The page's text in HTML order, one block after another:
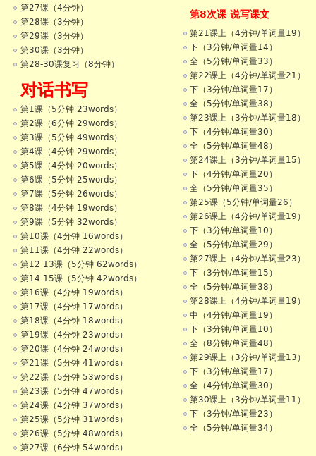
第27课（4分钟）
第28课（3分钟）
第29课（3分钟）
第30课（3分钟）
第28-30课复习（8分钟）
对话书写
第1课（5分钟 23words）
第2课（6分钟 29words）
第3课（5分钟 49words）
第4课（4分钟 29words）
第5课（4分钟 20words）
第6课（5分钟 25words）
第7课（5分钟 26words）
第8课（4分钟 19words）
第9课（5分钟 32words）
第10课（4分钟 16words）
第11课（4分钟 22words）
第12 13课（5分钟 62words）
第14 15课（5分钟 42words）
第16课（4分钟 19words）
第17课（4分钟 17words）
第18课（4分钟 18words）
第19课（4分钟 23words）
第20课（4分钟 24words）
第21课（5分钟 41words）
第22课（5分钟 53words）
第23课（5分钟 47words）
第24课（4分钟 37words）
第25课（5分钟 31words）
第26课（5分钟 48words）
第27课（6分钟 54words）
第8次课 说写课文
第21课上（4分钟/单词量19）
下（3分钟/单词量14）
全（5分钟/单词量33）
第22课上（4分钟/单词量21）
下（3分钟/单词量17）
全（5分钟/单词量38）
第23课上（3分钟/单词量18）
下（4分钟/单词量30）
全（5分钟/单词量48）
第24课上（3分钟/单词量15）
下（4分钟/单词量20）
全（5分钟/单词量35）
第25课（5分钟/单词量26）
第26课上（4分钟/单词量19）
下（3分钟/单词量10）
全（5分钟/单词量29）
第27课上（4分钟/单词量23）
下（3分钟/单词量15）
全（5分钟/单词量38）
第28课上（4分钟/单词量19）
中（4分钟/单词量19）
下（3分钟/单词量10）
全（8分钟/单词量48）
第29课上（3分钟/单词量13）
下（3分钟/单词量17）
全（4分钟/单词量30）
第30课上（3分钟/单词量11）
下（3分钟/单词量23）
全（5分钟/单词量34）